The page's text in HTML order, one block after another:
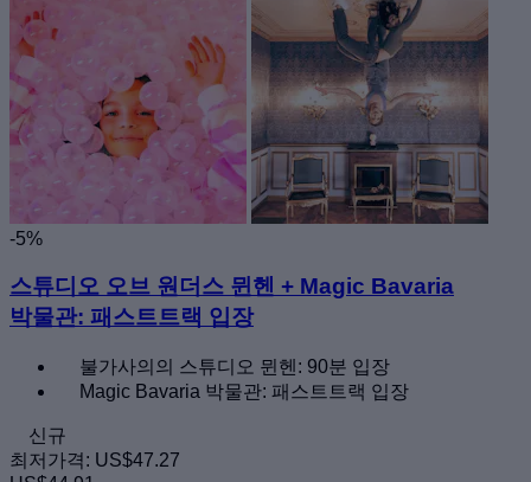
-5%
스튜디오 오브 원더스 뮌헨 + Magic Bavaria
박물관: 패스트트랙 입장
불가사의의 스튜디오 뮌헨: 90분 입장
Magic Bavaria 박물관: 패스트트랙 입장
신규
최저가격: US$47.27